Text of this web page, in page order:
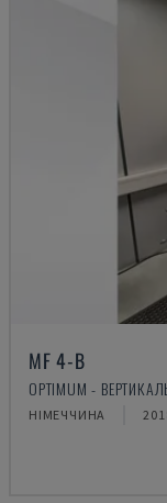
MF 4-B
OPTIMUM -
НІМЕЧЧИНА